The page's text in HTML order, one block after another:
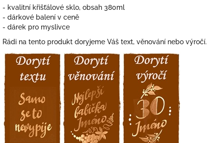
- kvalitní křišťálové sklo, obsah 380ml
- dárkové balení v ceně
- dárek pro myslivce
Rádi na tento produkt doryjeme Váš text, věnování nebo výročí.